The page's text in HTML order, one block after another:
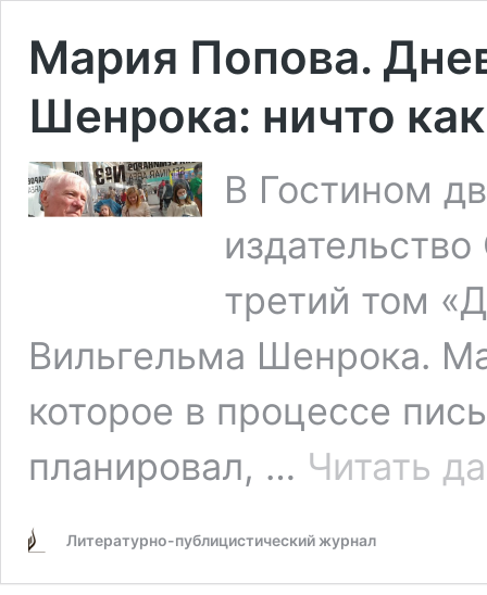
Мария Попова.
Шенрока: ничто
В Гостином
третий том
Вильгельма Шенрока.
которое в процессе
планировал, … Читать
Литературно-публицистический журнал